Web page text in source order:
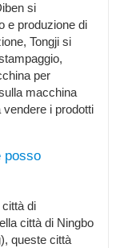
si
e produzione di
Tongji si
per
macchina
i prodotti
posso
di
città di Ningbo
queste città